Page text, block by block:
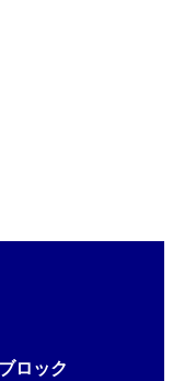
ロック